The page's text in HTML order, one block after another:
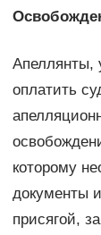
Апеллянты,
оплатить
которому
документы
присягой,